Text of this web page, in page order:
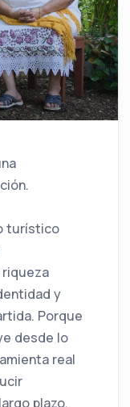
turístico
y
Porque
desde lo
real
plazo.